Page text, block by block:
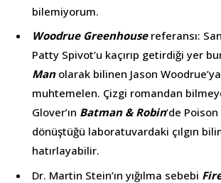
bilemiyorum.
Woodrue Greenhousereferansı:
Patty Spivot’u kaçırıp getirdiği yer
Manolarak bilinen Jason
muhtemelen. Çizgi romandan
Glover’ın Batman & Robin‘de Poison
dönüştüğü laboratuvardaki çılgın
hatırlayabilir.
Dr. Martin Stein’ın yığılma sebebi